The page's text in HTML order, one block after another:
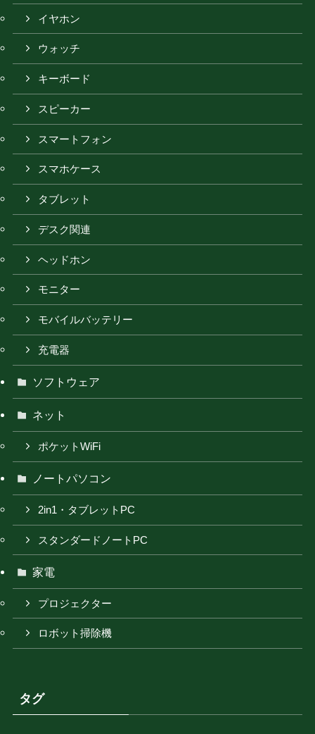
イヤホン
ウォッチ
キーボード
スピーカー
スマートフォン
スマホケース
タブレット
デスク関連
ヘッドホン
モニター
モバイルバッテリー
充電器
ソフトウェア
ネット
ポケットWiFi
ノートパソコン
2in1・タブレットPC
スタンダードノートPC
家電
プロジェクター
ロボット掃除機
タグ